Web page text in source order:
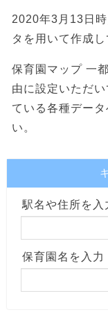
2020年3月13日
タを用いて作成し
保育園マップ 一
由に設定いただ
ている各種デー
い。
駅名や住所を入
保育園名を入力